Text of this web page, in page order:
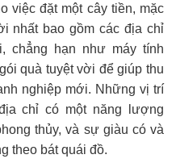
việc đặt một cây tiền, mặc
nhất bao gồm các địa chỉ
chẳng hạn như máy tính
quà tuyệt vời để giúp thu
nghiệp mới. Những vị trí
chỉ có một năng lượng
thủy, và sự giàu có và
theo bát quái đồ.